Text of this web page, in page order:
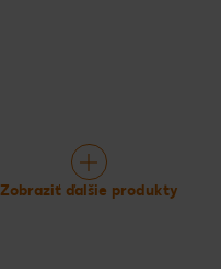
Zobraziť ďalšie produkty